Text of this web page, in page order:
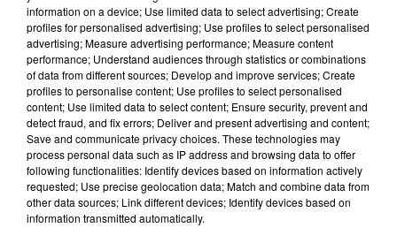
7 août 2026
Pape Léon XIV en France : quel
est son programme ?
Jeux
information on a device; Use limited data to select advertising; Create
profiles for personalised advertising; Use profiles to select personalised
advertising; Measure advertising performance; Measure content
performance; Understand audiences through statistics or combinations
of data from different sources; Develop and improve services; Create
profiles to personalise content; Use profiles to select personalised
content; Use limited data to select content; Ensure security, prevent and
detect fraud, and fix errors; Deliver and present advertising and content;
Save and communicate privacy choices. These technologies may
process personal data such as IP address and browsing data to offer
following functionalities: Identify devices based on information actively
requested; Use precise geolocation data; Match and combine data from
other data sources; Link different devices; Identify devices based on
information transmitted automatically.